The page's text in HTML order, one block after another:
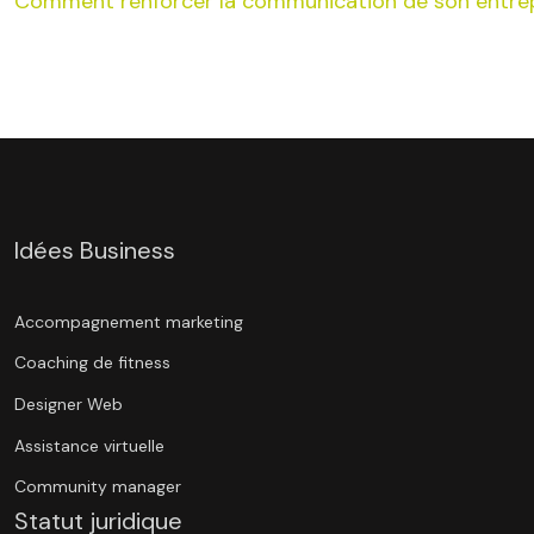
Idées Business
Accompagnement marketing
Coaching de fitness
Designer Web
Assistance virtuelle
Community manager
Statut juridique